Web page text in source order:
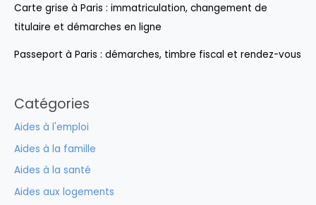
Carte grise à Paris : immatriculation, changement de
titulaire et démarches en ligne
Passeport à Paris : démarches, timbre fiscal et rendez-vous
Catégories
Aides à l'emploi
Aides à la famille
Aides à la santé
Aides aux logements